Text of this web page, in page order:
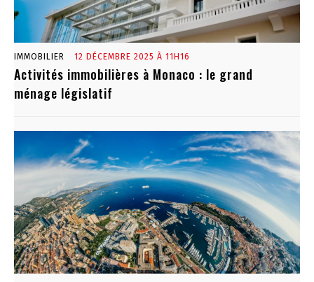
IMMOBILIER 12 DÉCEMBRE 2025 À 11H16
Activités immobilières à Monaco : le grand
ménage législatif